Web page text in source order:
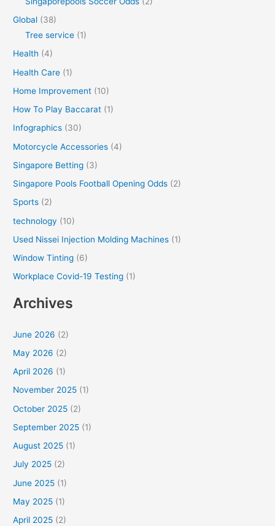
Global (38)
Tree service (1)
Health (4)
Health Care (1)
Home Improvement (10)
How To Play Baccarat (1)
Infographics (30)
Motorcycle Accessories (4)
Singapore Betting (3)
Singapore Pools Football Opening Odds (2)
Sports (2)
technology (10)
Used Nissei Injection Molding Machines (1)
Window Tinting (6)
Workplace Covid-19 Testing (1)
Archives
June 2026 (2)
May 2026 (2)
April 2026 (1)
November 2025 (1)
October 2025 (2)
September 2025 (1)
August 2025 (1)
July 2025 (2)
June 2025 (1)
May 2025 (1)
April 2025 (2)